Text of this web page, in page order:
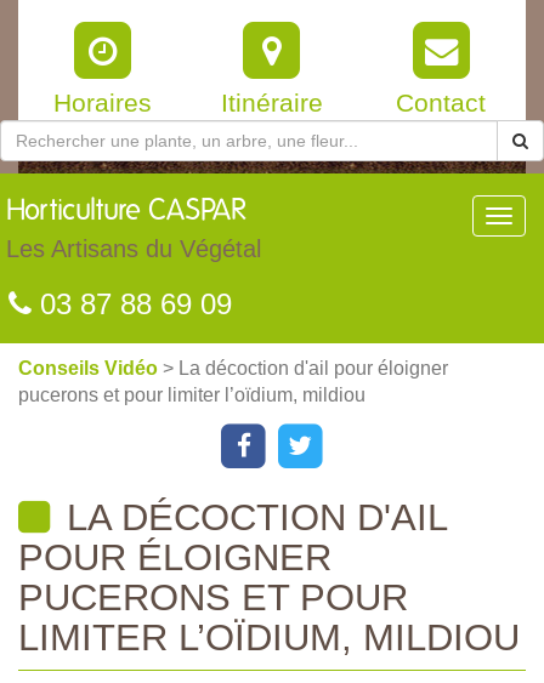
Horaires Itinéraire Contact
Horticulture CASPAR
Les Artisans du Végétal
03 87 88 69 09
Conseils Vidéo > La décoction d'ail pour éloigner
pucerons et pour limiter l’oïdium, mildiou
LA DÉCOCTION D'AIL
POUR ÉLOIGNER
PUCERONS ET POUR
LIMITER L’OÏDIUM, MILDIOU